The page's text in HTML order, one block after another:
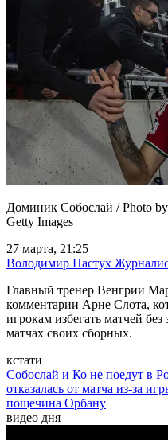
Доминик Собослай / Photo
Getty Images
27 марта, 21:25
Володимир Пастух
Главный тренер Венгрии
комментарии Арне Слота,
игрокам избегать матчей
матчах своих сборных.
кстати
Собослай и Ко не поедут в
отказалась от матча из-за
пощечина Орбану
видео дня